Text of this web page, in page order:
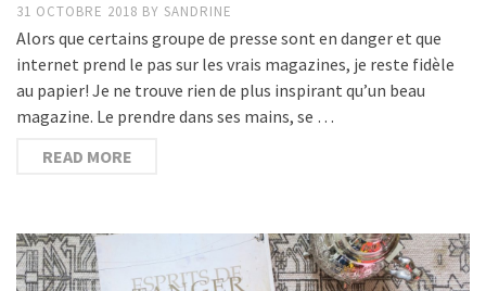
31 OCTOBRE 2018 BY SANDRINE
Alors que certains groupe de presse sont en danger et que
internet prend le pas sur les vrais magazines, je reste fidèle
au papier! Je ne trouve rien de plus inspirant qu’un beau
magazine. Le prendre dans ses mains, se …
READ MORE